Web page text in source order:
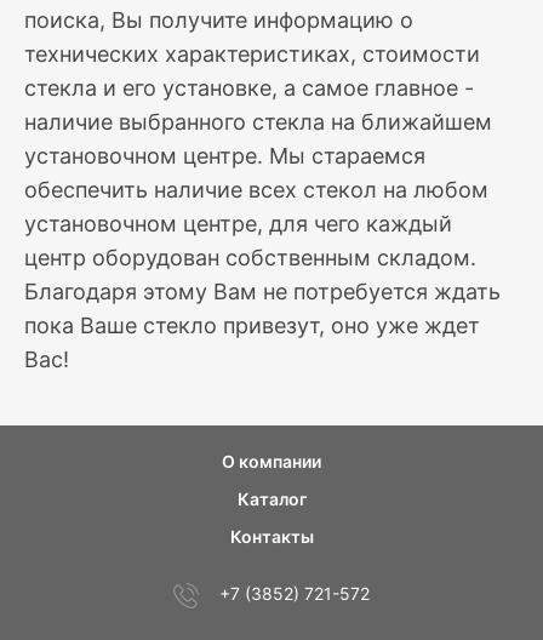
поиска, Вы получите информацию о
технических характеристиках, стоимости
стекла и его установке, а самое главное -
наличие выбранного стекла на ближайшем
установочном центре. Мы стараемся
обеспечить наличие всех стекол на любом
установочном центре, для чего каждый
центр оборудован собственным складом.
Благодаря этому Вам не потребуется ждать
пока Ваше стекло привезут, оно уже ждет
Вас!
О компании
Каталог
Контакты
+7 (3852) 721-572